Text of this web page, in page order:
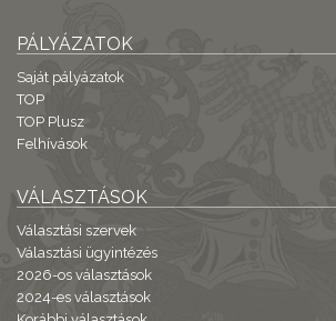
PÁLYÁZATOK
Saját pályázatok
TOP
TOP Plusz
Felhívások
VÁLASZTÁSOK
Választási szervek
Választási ügyintézés
2026-os választások
2024-es választások